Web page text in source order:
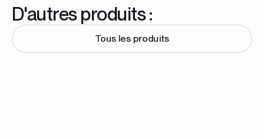
D'autres produits :
Tous les produits